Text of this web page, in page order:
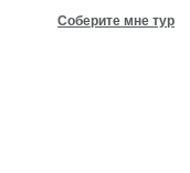
Соберите мне тур